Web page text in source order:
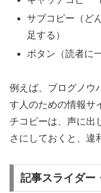
サブコピー（ど
足する）
ボタン（読者に
例えば、ブログノウ
す人のための情報サ
チコピーは、声に出
さにしておくと、違
記事スライダー